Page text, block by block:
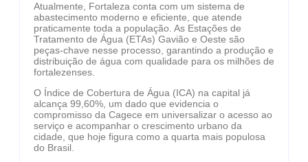
Atualmente, Fortaleza conta com um sistema de
abastecimento moderno e eficiente, que atende
praticamente toda a população. As Estações de
Tratamento de Água (ETAs) Gavião e Oeste são
peças-chave nesse processo, garantindo a produção e
distribuição de água com qualidade para os milhões de
fortalezenses.
O Índice de Cobertura de Água (ICA) na capital já
alcança 99,60%, um dado que evidencia o
compromisso da Cagece em universalizar o acesso ao
serviço e acompanhar o crescimento urbano da
cidade, que hoje figura como a quarta mais populosa
do Brasil.